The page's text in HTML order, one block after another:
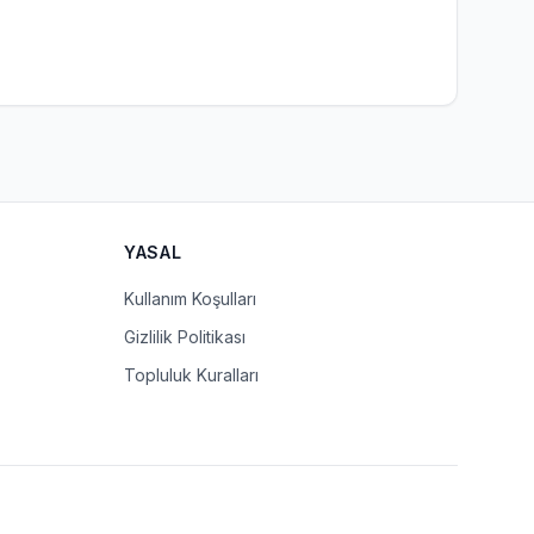
YASAL
Kullanım Koşulları
Gizlilik Politikası
Topluluk Kuralları